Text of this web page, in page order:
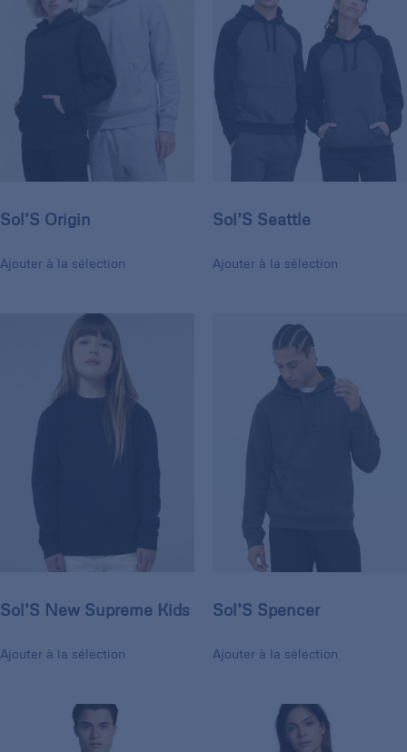
Sol’S Origin
Ajouter à la sélection
Sol’S Seattle
Ajouter à la sélection
Sol’S New Supreme Kids
Ajouter à la sélection
Sol’S Spencer
Ajouter à la sélection